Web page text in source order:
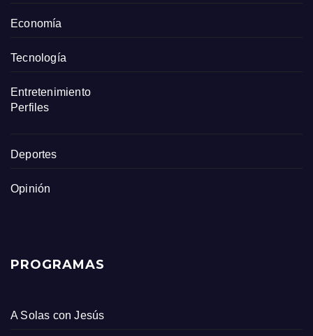
Economía
Tecnología
Entretenimiento
Perfiles
Deportes
Opinión
PROGRAMAS
A Solas con Jesús